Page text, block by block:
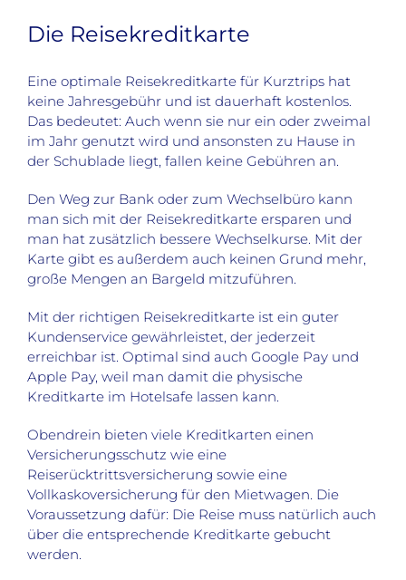
Die Reisekreditkarte
Eine optimale Reisekreditkarte für Kurztrips hat
keine Jahresgebühr und ist dauerhaft kostenlos.
Das bedeutet: Auch wenn sie nur ein oder zweimal
im Jahr genutzt wird und ansonsten zu Hause in
der Schublade liegt, fallen keine Gebühren an.
Den Weg zur Bank oder zum Wechselbüro kann
man sich mit der Reisekreditkarte ersparen und
man hat zusätzlich bessere Wechselkurse. Mit der
Karte gibt es außerdem auch keinen Grund mehr,
große Mengen an Bargeld mitzuführen.
Mit der richtigen Reisekreditkarte ist ein guter
Kundenservice gewährleistet, der jederzeit
erreichbar ist. Optimal sind auch Google Pay und
Apple Pay, weil man damit die physische
Kreditkarte im Hotelsafe lassen kann.
Obendrein bieten viele Kreditkarten einen
Versicherungsschutz wie eine
Reiserücktrittsversicherung sowie eine
Vollkaskoversicherung für den Mietwagen. Die
Voraussetzung dafür: Die Reise muss natürlich auch
über die entsprechende Kreditkarte gebucht
werden.